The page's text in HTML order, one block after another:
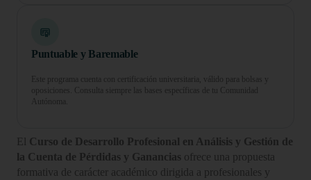
Puntuable y Baremable
Este programa cuenta con certificación universitaria, válido para bolsas y
oposiciones. Consulta siempre las bases específicas de tu Comunidad
Autónoma.
El Curso de Desarrollo Profesional en Análisis y Gestión de
la Cuenta de Pérdidas y Ganancias ofrece una propuesta
formativa de carácter académico dirigida a profesionales y